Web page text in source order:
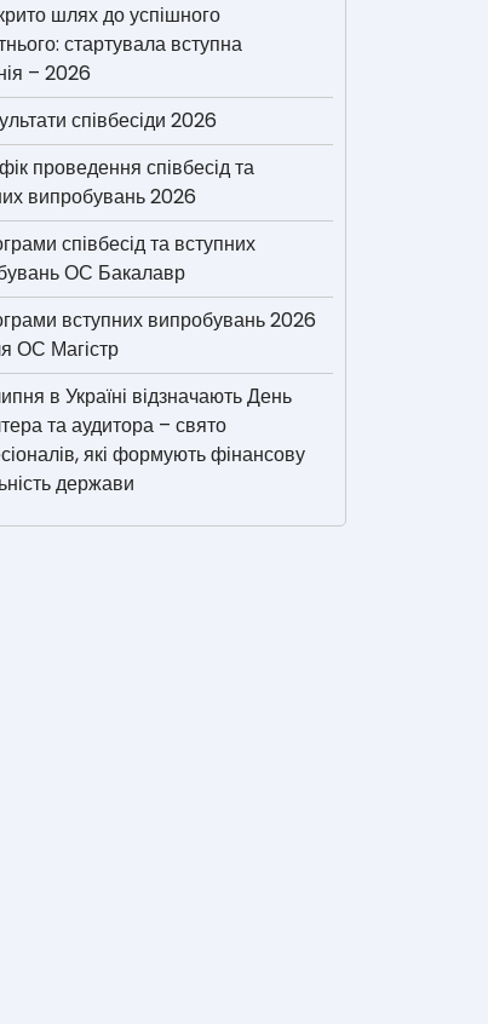
шлях до успішного
стартувала вступна
– 2026
співбесіди 2026
проведення співбесід та
випробувань 2026
співбесід та вступних
ОС Бакалавр
вступних випробувань 2026
ОС Магістр
в Україні відзначають День
та аудитора – свято
які формують фінансову
держави